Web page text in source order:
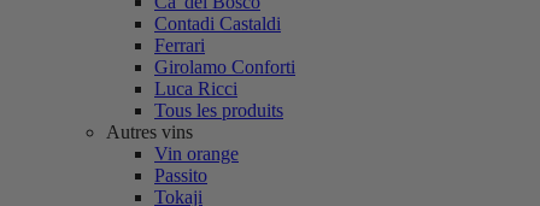
Contadi Castaldi
Ferrari
Girolamo Conforti
Luca Ricci
Tous les produits
Autres vins
Vin orange
Passito
Tokaji